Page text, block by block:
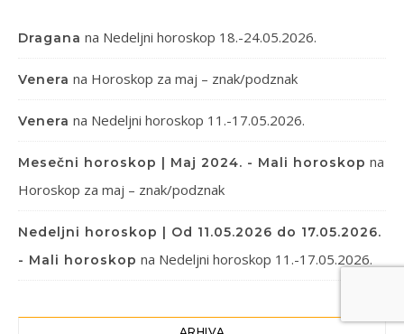
Dragana na Nedeljni horoskop 18.-24.05.2026.
Venera na Horoskop za maj – znak/podznak
Venera na Nedeljni horoskop 11.-17.05.2026.
Mesečni horoskop | Maj 2024. - Mali horoskop na
Horoskop za maj – znak/podznak
Nedeljni horoskop | Od 11.05.2026 do 17.05.2026.
- Mali horoskop na Nedeljni horoskop 11.-17.05.2026.